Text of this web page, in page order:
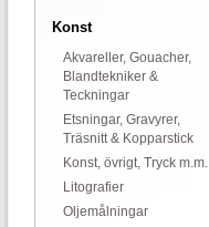
Konst
Akvareller, Gouacher,
Blandtekniker &
Teckningar
Etsningar, Gravyrer,
Träsnitt & Kopparstick
Konst, övrigt, Tryck m.m.
Litografier
Oljemålningar